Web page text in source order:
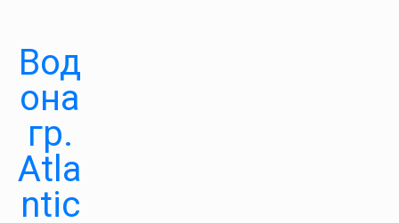
Вод
она
гр.
Atla
ntic